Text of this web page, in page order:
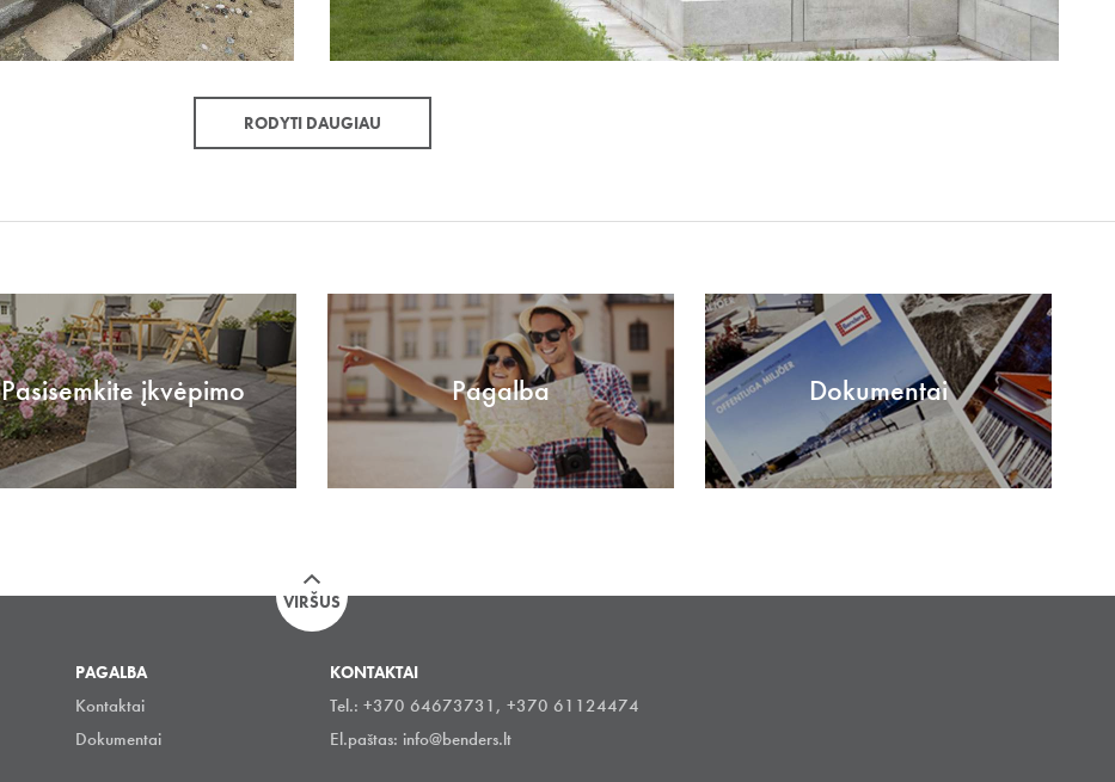
RODYTI DAUGIAU
Pasisemkite įkvėpimo Pagalba Dokumentai
VIRŠUS
PAGALBA
Kontaktai
Dokumentai
KONTAKTAI
Tel.: +370 64673731, +370 61124474
El.paštas: info@benders.lt